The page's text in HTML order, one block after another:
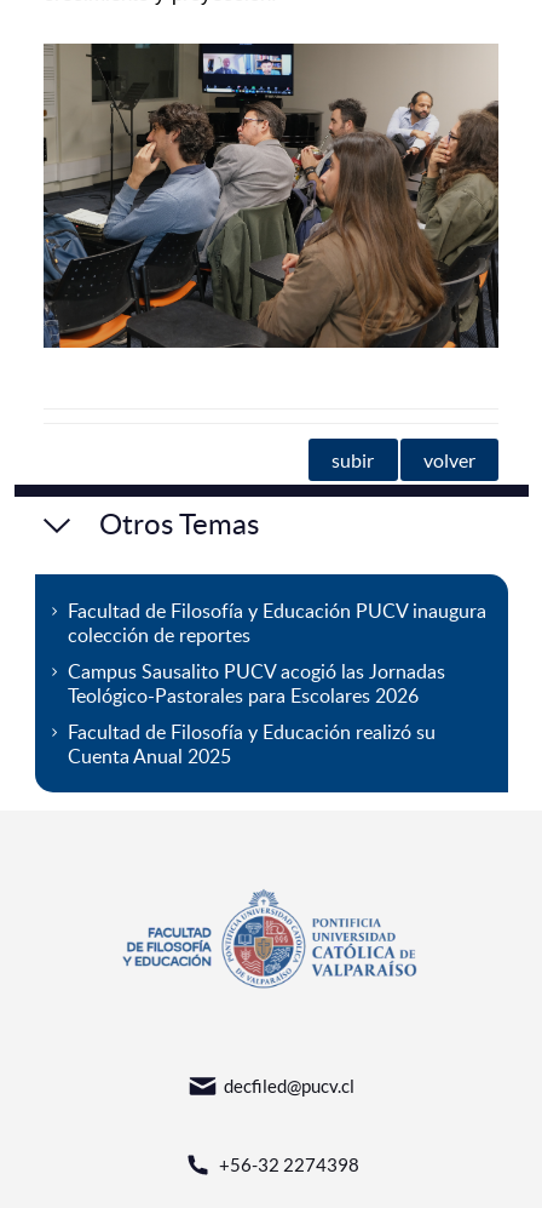
subir volver
Otros Temas
Facultad de Filosofía y Educación PUCV inaugura
colección de reportes
Campus Sausalito PUCV acogió las Jornadas
Teológico-Pastorales para Escolares 2026
Facultad de Filosofía y Educación realizó su
Cuenta Anual 2025
decfiled@pucv.cl
+56-32 2274398